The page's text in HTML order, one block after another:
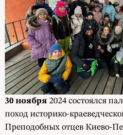
30 ноября 2024 состоялся
поход историко-
Преподобных отцев Киево-